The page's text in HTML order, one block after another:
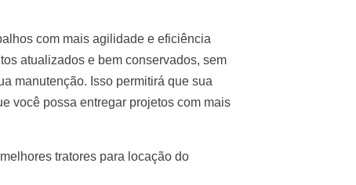
com mais agilidade e eficiência
atualizados e bem conservados, sem
manutenção. Isso permitirá que sua
você possa entregar projetos com mais
tratores para locação do